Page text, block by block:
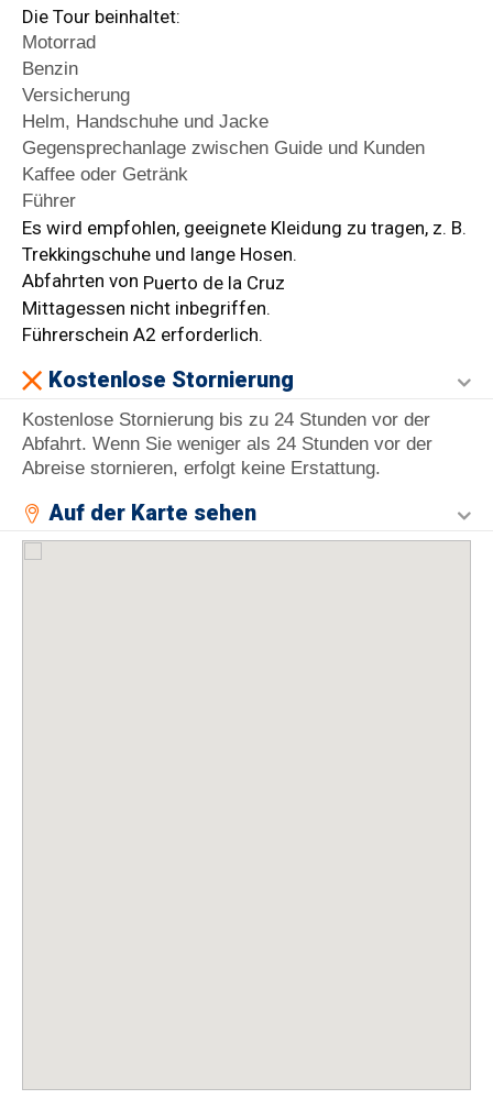
Die Tour beinhaltet:
Motorrad
Benzin
Versicherung
Helm, Handschuhe und Jacke
Gegensprechanlage zwischen Guide und Kunden
Kaffee oder Getränk
Führer
Es wird empfohlen, geeignete Kleidung zu tragen, z. B.
Trekkingschuhe und lange Hosen.
Abfahrten von Puerto de la Cruz
Mittagessen nicht inbegriffen.
Führerschein A2 erforderlich.
Kostenlose Stornierung
Kostenlose Stornierung bis zu 24 Stunden vor der
Abfahrt. Wenn Sie weniger als 24 Stunden vor der
Abreise stornieren, erfolgt keine Erstattung.
Auf der Karte sehen